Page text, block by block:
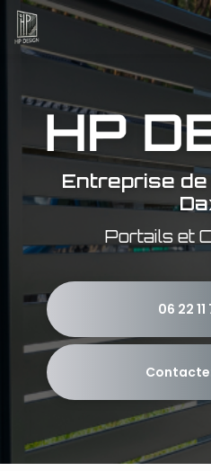
Aller
contenu
principal
Entreprise
Portails et
06 22